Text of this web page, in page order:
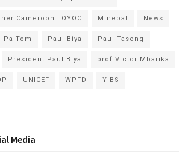
Cameroon LOYOC Minepat News
Pa Tom Paul Biya Paul Tasong
President Paul Biya prof Victor Mbarika
UNICEF WPFD YIBS
Media